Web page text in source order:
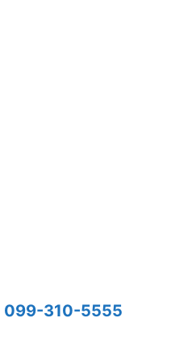
099-310-5555